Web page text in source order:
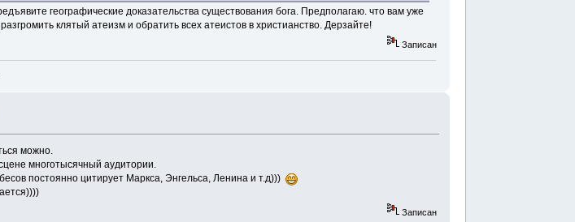
географические доказательства существования бога. Предполагаю. что вам уже
клятый атеизм и обратить всех атеистов в христианство. Дерзайте!
Записан
можно.
многотысячный аудитории.
постоянно цитирует Маркса, Энгельса, Ленина и т.д)))
Записан